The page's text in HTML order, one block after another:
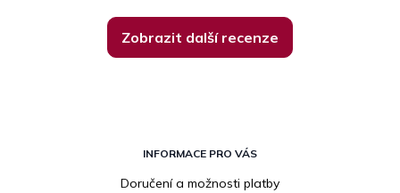
Zobrazit další recenze
INFORMACE PRO VÁS
Doručení a možnosti platby